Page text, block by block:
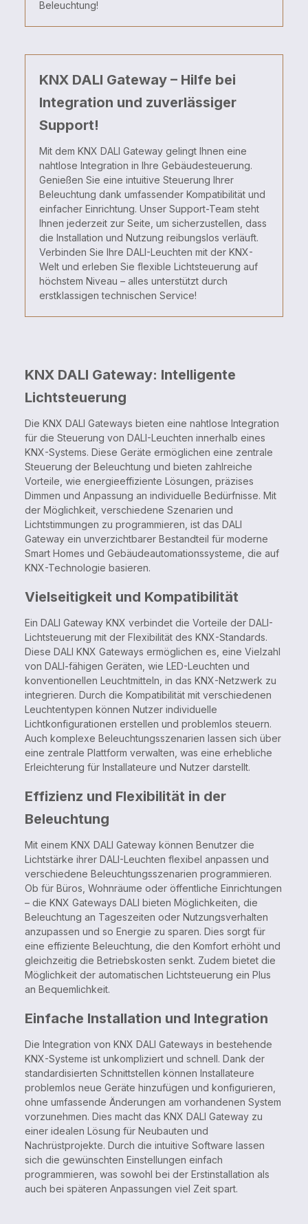
Beleuchtung!
KNX DALI Gateway – Hilfe bei
Integration und zuverlässiger
Support!
Mit dem KNX DALI Gateway gelingt Ihnen eine
nahtlose Integration in Ihre Gebäudesteuerung.
Genießen Sie eine intuitive Steuerung Ihrer
Beleuchtung dank umfassender Kompatibilität und
einfacher Einrichtung. Unser Support-Team steht
Ihnen jederzeit zur Seite, um sicherzustellen, dass
die Installation und Nutzung reibungslos verläuft.
Verbinden Sie Ihre DALI-Leuchten mit der KNX-
Welt und erleben Sie flexible Lichtsteuerung auf
höchstem Niveau – alles unterstützt durch
erstklassigen technischen Service!
KNX DALI Gateway: Intelligente
Lichtsteuerung
Die KNX DALI Gateways bieten eine nahtlose Integration
für die Steuerung von DALI-Leuchten innerhalb eines
KNX-Systems. Diese Geräte ermöglichen eine zentrale
Steuerung der Beleuchtung und bieten zahlreiche
Vorteile, wie energieeffiziente Lösungen, präzises
Dimmen und Anpassung an individuelle Bedürfnisse. Mit
der Möglichkeit, verschiedene Szenarien und
Lichtstimmungen zu programmieren, ist das DALI
Gateway ein unverzichtbarer Bestandteil für moderne
Smart Homes und Gebäudeautomationssysteme, die auf
KNX-Technologie basieren.
Vielseitigkeit und Kompatibilität
Ein DALI Gateway KNX verbindet die Vorteile der DALI-
Lichtsteuerung mit der Flexibilität des KNX-Standards.
Diese DALI KNX Gateways ermöglichen es, eine Vielzahl
von DALI-fähigen Geräten, wie LED-Leuchten und
konventionellen Leuchtmitteln, in das KNX-Netzwerk zu
integrieren. Durch die Kompatibilität mit verschiedenen
Leuchtentypen können Nutzer individuelle
Lichtkonfigurationen erstellen und problemlos steuern.
Auch komplexe Beleuchtungsszenarien lassen sich über
eine zentrale Plattform verwalten, was eine erhebliche
Erleichterung für Installateure und Nutzer darstellt.
Effizienz und Flexibilität in der
Beleuchtung
Mit einem KNX DALI Gateway können Benutzer die
Lichtstärke ihrer DALI-Leuchten flexibel anpassen und
verschiedene Beleuchtungsszenarien programmieren.
Ob für Büros, Wohnräume oder öffentliche Einrichtungen
– die KNX Gateways DALI bieten Möglichkeiten, die
Beleuchtung an Tageszeiten oder Nutzungsverhalten
anzupassen und so Energie zu sparen. Dies sorgt für
eine effiziente Beleuchtung, die den Komfort erhöht und
gleichzeitig die Betriebskosten senkt. Zudem bietet die
Möglichkeit der automatischen Lichtsteuerung ein Plus
an Bequemlichkeit.
Einfache Installation und Integration
Die Integration von KNX DALI Gateways in bestehende
KNX-Systeme ist unkompliziert und schnell. Dank der
standardisierten Schnittstellen können Installateure
problemlos neue Geräte hinzufügen und konfigurieren,
ohne umfassende Änderungen am vorhandenen System
vorzunehmen. Dies macht das KNX DALI Gateway zu
einer idealen Lösung für Neubauten und
Nachrüstprojekte. Durch die intuitive Software lassen
sich die gewünschten Einstellungen einfach
programmieren, was sowohl bei der Erstinstallation als
auch bei späteren Anpassungen viel Zeit spart.